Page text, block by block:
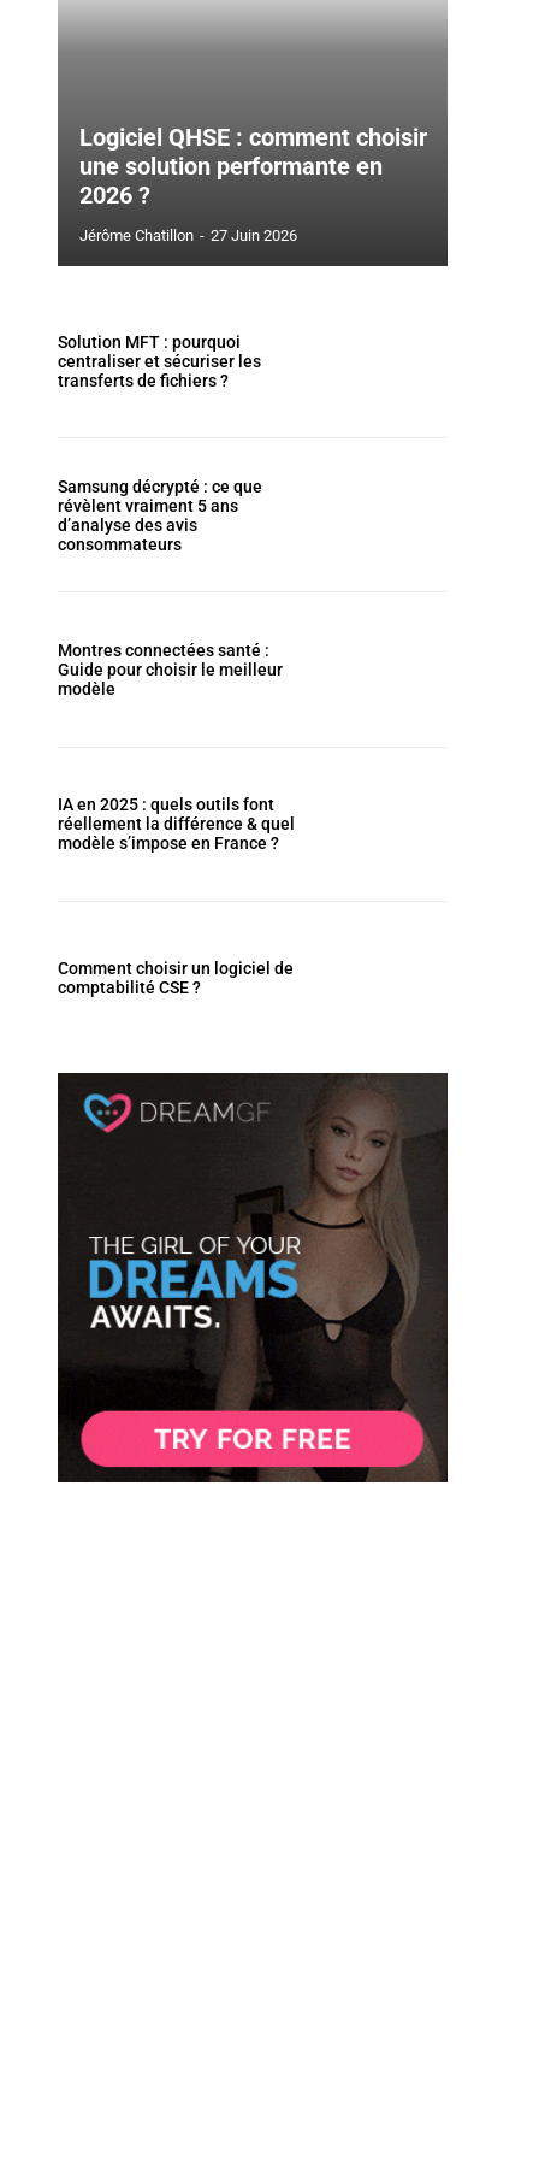
Logiciel QHSE : comment choisir
une solution performante en
2026 ?
Jérôme Chatillon - 27 Juin 2026
Solution MFT : pourquoi
centraliser et sécuriser les
transferts de fichiers ?
Samsung décrypté : ce que
révèlent vraiment 5 ans
d’analyse des avis
consommateurs
Montres connectées santé :
Guide pour choisir le meilleur
modèle
IA en 2025 : quels outils font
réellement la différence & quel
modèle s’impose en France ?
Comment choisir un logiciel de
comptabilité CSE ?